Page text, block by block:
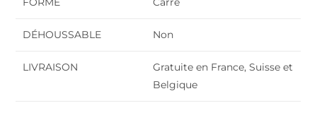
DÉHOUSSABLE Non
LIVRAISON
Gratuite en France, Suisse et
Belgique